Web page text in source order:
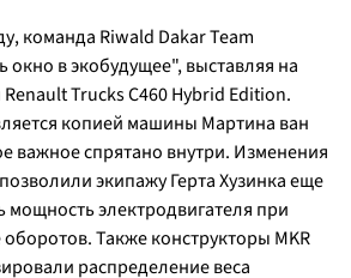
команда Riwald Dakar Team
в экобудущее", выставляя на
Trucks C460 Hybrid Edition.
копией машины Мартина ван
важное спрятано внутри. Изменения
экипажу Герта Хузинка еще
мощность электродвигателя при
Также конструкторы MKR
распределение веса